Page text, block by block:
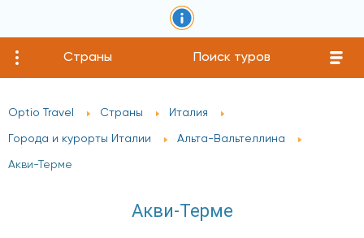
Страны Поиск туров
Optio Travel Страны Италия
Города и курорты Италии Альта-Вальтеллина
Акви-Терме
Акви-Терме